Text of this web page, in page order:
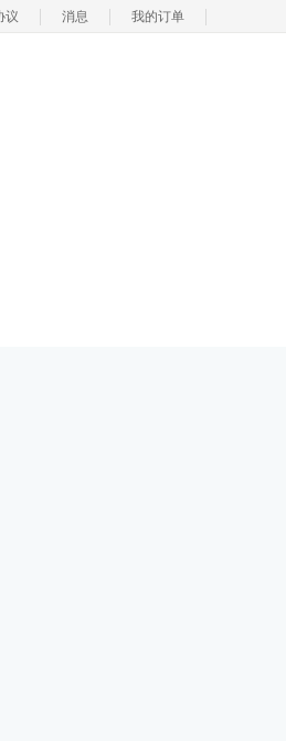
议 消息 我的订单